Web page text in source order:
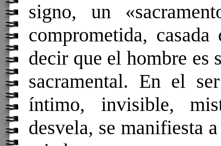
signo, un
comprometida,
decir que el hombre es
sacramental. En el
íntimo, invisible,
desvela, se manifiesta